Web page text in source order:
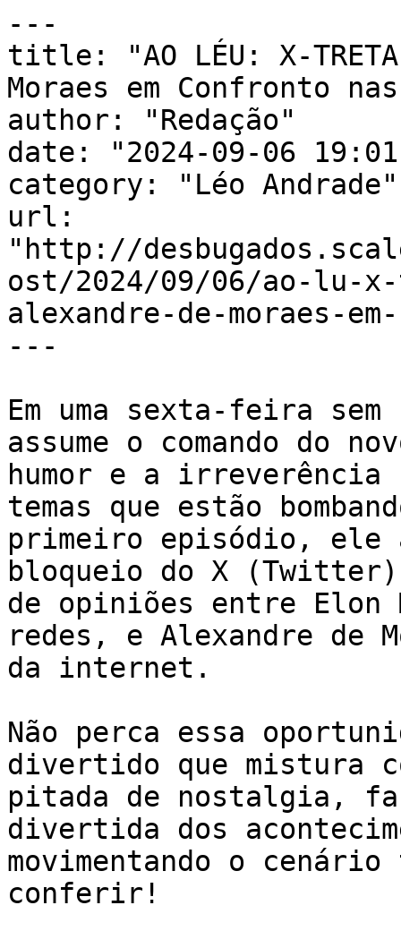
---
title: "AO LÉU: X-
Moraes em Confronto
author: "Redação"
date: "2024-09-06
category: "Léo Andrade"
url:
"http://
ost/2024/09/06/ao-lu-
alexandre-de-moraes-
---
Em uma sexta-feira sem
assume o comando do
humor e a
temas que estão
primeiro episódio, ele
bloqueio do X
de opiniões entre
redes, e Alexandre
da internet.
Não perca essa
divertido que mistura
pitada de nostalgia,
divertida dos
movimentando o
conferir!